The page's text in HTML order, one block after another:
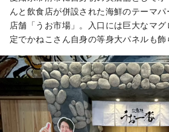
んと飲食店が併設された海鮮のテーマ
店舗「うお市場」。入口には巨大なマ
定でかねこさん自身の等身大パネルも飾